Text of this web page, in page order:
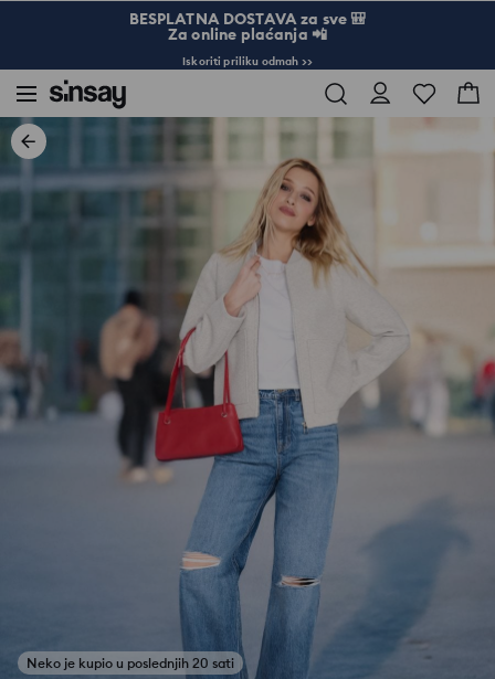
BESPLATNA DOSTAVA za sve 🎒
Za online plaćanja 📲
Iskoriti priliku odmah >>